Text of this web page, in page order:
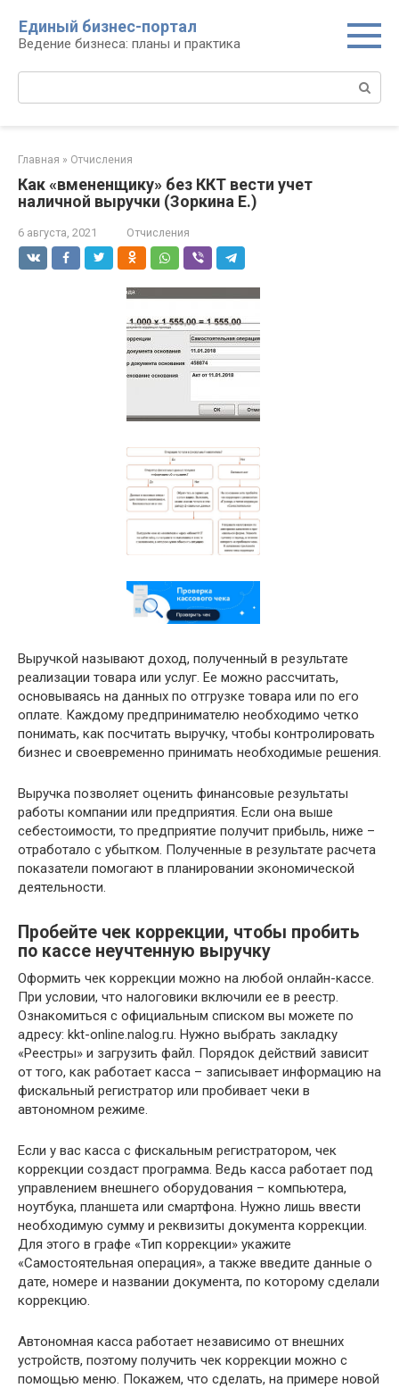
контенту
Единый бизнес-портал
Ведение бизнеса: планы и практика
Поиск:
Главная » Отчисления
Как «вмененщику» без ККТ вести учет
наличной выручки (Зоркина Е.)
6 августа, 2021 Отчисления
Выручкой называют доход, полученный в результате
реализации товара или услуг. Ее можно рассчитать,
основываясь на данных по отгрузке товара или по его
оплате. Каждому предпринимателю необходимо четко
понимать, как посчитать выручку, чтобы контролировать
бизнес и своевременно принимать необходимые решения.
Выручка позволяет оценить финансовые результаты
работы компании или предприятия. Если она выше
себестоимости, то предприятие получит прибыль, ниже –
отработало с убытком. Полученные в результате расчета
показатели помогают в планировании экономической
деятельности.
Пробейте чек коррекции, чтобы пробить
по кассе неучтенную выручку
Оформить чек коррекции можно на любой онлайн-кассе.
При условии, что налоговики включили ее в реестр.
Ознакомиться с официальным списком вы можете по
адресу: kkt-online.nalog.ru. Нужно выбрать закладку
«Реестры» и загрузить файл. Порядок действий зависит
от того, как работает касса – записывает информацию на
фискальный регистратор или пробивает чеки в
автономном режиме.
Если у вас касса с фискальным регистратором, чек
коррекции создаст программа. Ведь касса работает под
управлением внешнего оборудования – компьютера,
ноутбука, планшета или смартфона. Нужно лишь ввести
необходимую сумму и реквизиты документа коррекции.
Для этого в графе «Тип коррекции» укажите
«Самостоятельная операция», а также введите данные о
дате, номере и названии документа, по которому сделали
коррекцию.
Автономная касса работает независимо от внешних
устройств, поэтому получить чек коррекции можно с
помощью меню. Покажем, что сделать, на примере новой